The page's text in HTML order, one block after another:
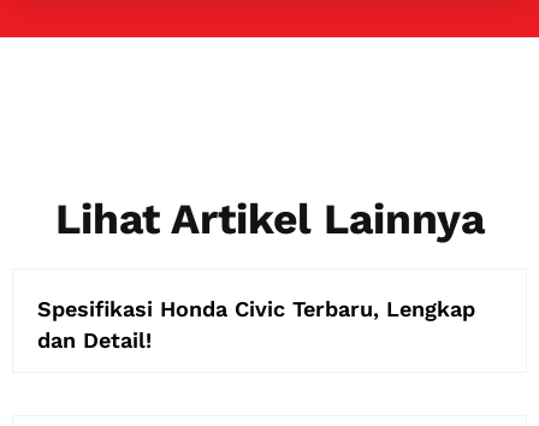
Lihat Artikel Lainnya
Spesifikasi Honda Civic Terbaru, Lengkap
dan Detail!